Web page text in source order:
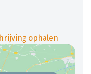
ophalen